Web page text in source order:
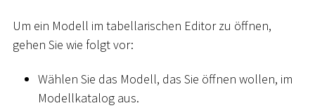
Um ein Modell im tabellarischen Editor zu öffnen,
gehen Sie wie folgt vor:
Wählen Sie das Modell, das Sie öffnen wollen, im
Modellkatalog aus.